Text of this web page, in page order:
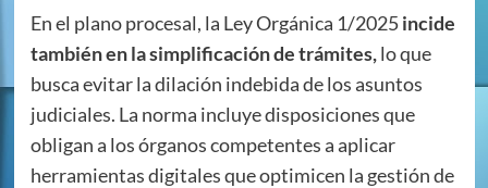
En el plano procesal, la Ley Orgánica 1/2025incide
también en la simplificación de trámites,lo que
busca evitar la dilación indebida de los asuntos
judiciales. La norma incluye disposiciones que
obligan a los órganos competentes a aplicar
herramientas digitales que optimicen la gestión de